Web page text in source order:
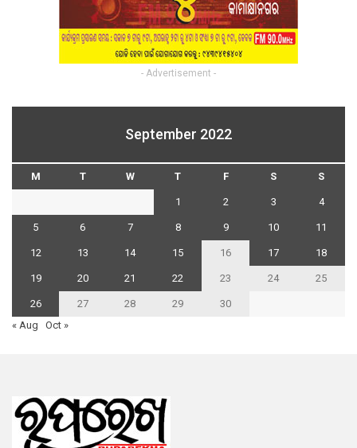
- Advertisement -
September 2022
M T W T F S S
1 2 3 4
5 6 7 8 9 10 11
12 13 14 15 16 17 18
19 20 21 22 23 24 25
26 27 28 29
30
« Aug
Oct »